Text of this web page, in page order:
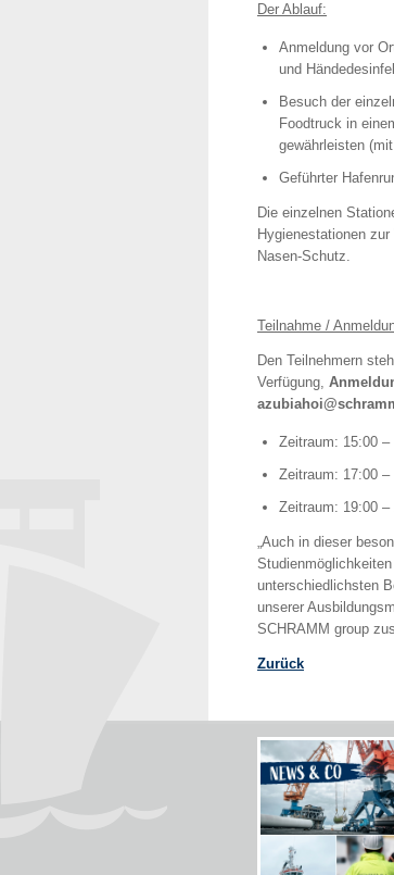
Der Ablauf:
Anmeldung vor
und
Besuch der
Foodtruck in
gewährleisten
Geführter
Die einzelnen
Hygienestationen
Nasen-Schutz.
Teilnahme /
Den Teilnehmern
Verfügung,
Zeitraum: 15:00 –
Zeitraum: 17:00 –
Zeitraum: 19:00 –
„Auch in dieser
unterschiedlichsten
unserer
SCHRAMM group
Zurück